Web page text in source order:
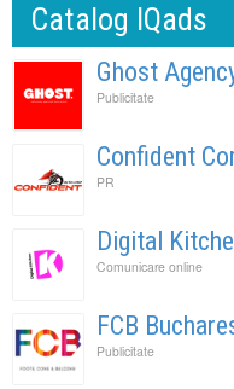
Catalog IQads
Ghost
Publicitate
Confident
PR
Digital
Comunicare online
FCB
Publicitate